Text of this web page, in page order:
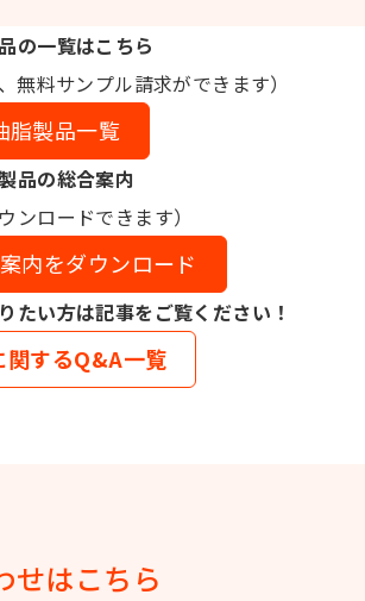
の一覧はこちら
無料サンプル請求ができます）
脂製品一覧
品の総合案内
ンロードできます）
内をダウンロード
たい方は記事をご覧ください！
関するQ&A一覧
せはこちら